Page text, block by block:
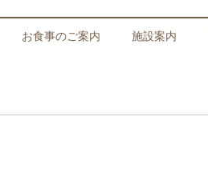
お食事のご案内 施設案内